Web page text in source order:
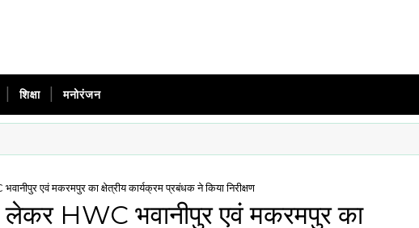
शिक्षा मनोरंजन
एवं मकरमपुर का क्षेत्रीय कार्यक्रम प्रबंधक ने किया निरीक्षण
HWC भवानीपुर एवं मकरमपुर का